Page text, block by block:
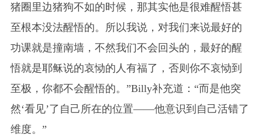
猪圈里边猪狗不如的时候，那其实他是很难醒悟甚
至根本没法醒悟的。所以我说，对我们来说最好的
功课就是撞南墙，不然我们不会回头的，最好的醒
悟就是耶稣说的哀恸的人有福了，否则你不哀恸到
至极，你都不会醒悟的。”Billy补充道：“而是他突
然‘看见’了自己所在的位置——他意识到自己活错了
维度。”